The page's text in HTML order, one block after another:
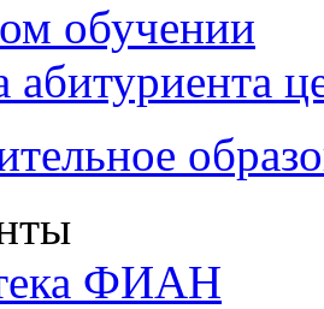
обучении
абитуриента
ФИАН